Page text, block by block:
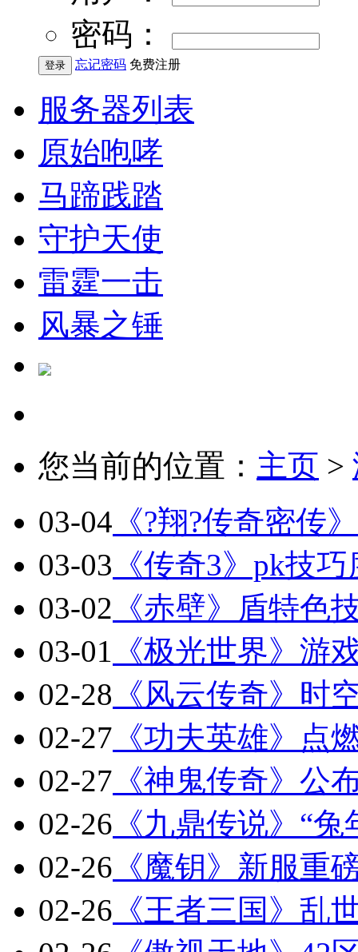
密码：
忘记密码 免费注册
服务器列表
原始咆哮
马蹄践踏
守护天使
雷霆一击
风暴之锤
您当前的位置： 主页 >
03-04 《?翔?传奇密传
03-03 《传奇3》pk技
03-02 《赤壁》盾特色
03-01 《极光世界》游
02-28 《风云传奇》时
02-27 《功夫英雄》点
02-27 《神鬼传奇》公
02-26 《九鼎传说》“
02-26 《魔钥》新服重
02-26 《王者三国》乱